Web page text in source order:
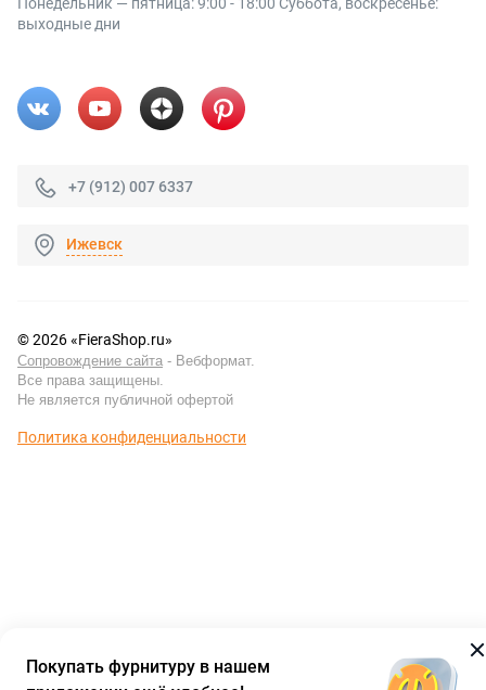
Понедельник — пятница: 9:00 - 18:00 Суббота, воскресенье:
выходные дни
+7 (912) 007 6337
Ижевск
© 2026 «FieraShop.ru»
Сопровождение сайта - Вебформат.
Все права защищены.
Не является публичной офертой
Политика конфиденциальности
Покупать фурнитуру в нашем